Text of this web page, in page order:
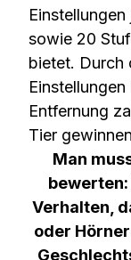
sowie 20
bietet. Durch
Entfernung
Tier
Man
Verhalten,
oder